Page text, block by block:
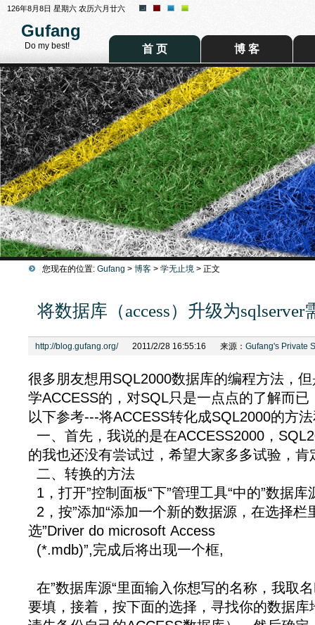
126年8月8日 星期六 农历六月廿六
Gufang
Do my best! 首 页 博 客
您现在的位置: Gufang > 博客 > 学无止境 > 正文
将数据库（access）升级为
http://blog.gufang.org/ 2011/2/28 16:55:16 来源： Gufang's Private
很多朋友想用SQL2000数据库的编程方法，
学ACCESS的，对SQL只是一点点的了解而
以下参考---将ACCESS转化成SQL2000的方
一、首先，我说的是在ACCESS2000，
的我也还没有尝试过，希望大家多多试验，
二、转换的方法
1，打开”控制面板“下”管理工具“中的”数据库
2，按”添加“添加一个新的数据源，在选择栏
选”Driver do microsoft Access
(*.mdb)”,完成后将出现一个框,
在”数据库源“里面输入你想写的名称，我取
要填，接着，按下面的选择，寻找你的数据库